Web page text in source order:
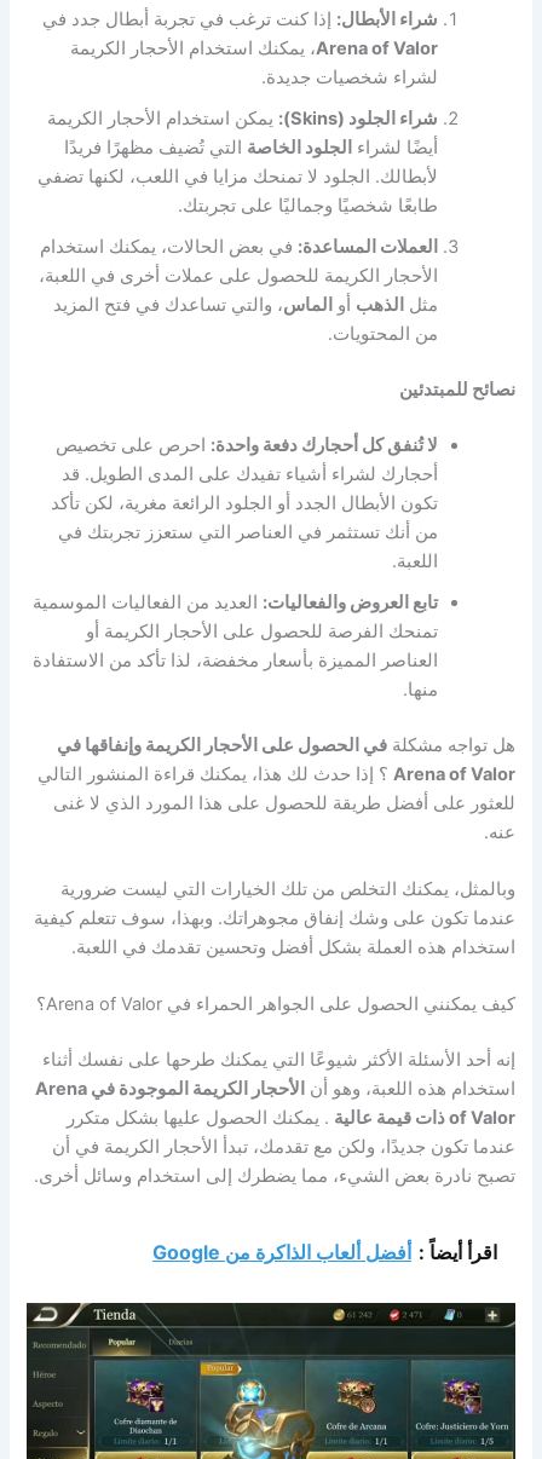
شراء الأبطال: إذا كنت ترغب في تجربة أبطال جدد في
Arena of Valor، يمكنك استخدام الأحجار الكريمة
لشراء شخصيات جديدة.
شراء الجلود (Skins):
يمكن استخدام الأحجار الكريمة
أيضًا لشراء الجلود الخاصة التي تُضيف مظهرًا فريدًا
لأبطالك. الجلود لا تمنحك مزايا في اللعب، لكنها تضفي
طابعًا شخصيًا وجماليًا على تجربتك.
العملات المساعدة: في بعض الحالات، يمكنك استخدام
الأحجار الكريمة للحصول على عملات أخرى في اللعبة،
مثل الذهب أو الماس، والتي تساعدك في فتح المزيد
من المحتويات.
نصائح للمبتدئين
لا تُنفق كل أحجارك دفعة واحدة: احرص على تخصيص
أحجارك لشراء أشياء تفيدك على المدى الطويل. قد
تكون الأبطال الجدد أو الجلود الرائعة مغرية، لكن تأكد
من أنك تستثمر في العناصر التي ستعزز تجربتك في
اللعبة.
تابع العروض والفعاليات: العديد من الفعاليات الموسمية
تمنحك الفرصة للحصول على الأحجار الكريمة أو
العناصر المميزة بأسعار مخفضة، لذا تأكد من الاستفادة
منها.
هل تواجه مشكلةفي الحصول على الأحجار الكريمة وإنفاقها في
Arena of Valor ؟ إذا حدث لك هذا، يمكنك قراءة المنشور التالي
للعثور على أفضل طريقة للحصول على هذا المورد الذي لا غنى
عنه.
وبالمثل، يمكنك التخلص من تلك الخيارات التي ليست ضرورية
عندما تكون على وشك إنفاق مجوهراتك. وبهذا، سوف تتعلم كيفية
استخدام هذه العملة بشكل أفضل وتحسين تقدمك في اللعبة.
كيف يمكنني الحصول على الجواهر الحمراء في Arena of Valor؟
إنه أحد الأسئلة الأكثر شيوعًا التي يمكنك طرحها على نفسك أثناء
استخدام هذه اللعبة، وهو أن
الأحجار الكريمة الموجودة في Arena
of Valor ذات قيمة عالية
. يمكنك الحصول عليها بشكل متكرر
عندما تكون جديدًا، ولكن مع تقدمك، تبدأ الأحجار الكريمة في أن
تصبح نادرة بعض الشيء، مما يضطرك إلى استخدام وسائل أخرى.
اقرأ أيضاً : أفضل ألعاب الذاكرة من Google